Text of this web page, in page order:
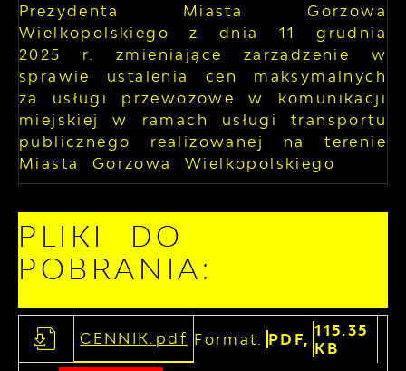
Prezydenta Miasta Gorzowa
Wielkopolskiego z dnia 11 grudnia
2025 r. zmieniające zarządzenie w
sprawie ustalenia cen maksymalnych
za usługi przewozowe w komunikacji
miejskiej w ramach usługi transportu
publicznego realizowanej na terenie
Miasta Gorzowa Wielkopolskiego
PLIKI DO
POBRANIA:
CENNIK.pdf Format: PDF, 115.35
KB